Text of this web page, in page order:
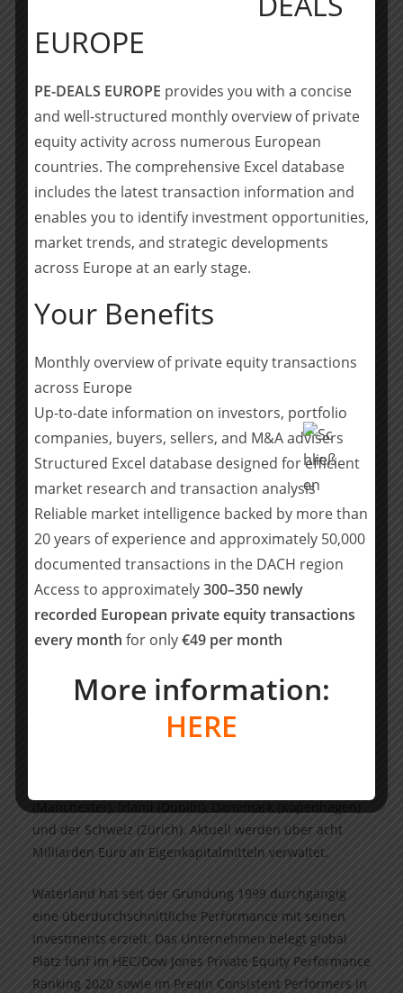
Lösungen zu werden, einen großen Schritt näher.“
Dr. Carsten Rahlfs, Managing Partner bei Waterland,
sehr positiv entwickelt. DSD ist im Markt bestens
positioniert und ist im Bereich Software- und Cloud-
Lösungen eine der ersten Anlaufstellen für Re-Seller in
ganz Europa. Die Akquisition eröffnet beiden
Unternehmen neue, attraktive Synergieeffekte, vor
Unified-Communications- sowie Microsoft‘s Cloud-
Productivity -Lösungen – und ist damit ein weiterer
wichtiger Baustein in unserer langfristig angelegten
Bereich Digitalisierung und Integration von ITK-
Dienstleistern durch entsprechende Beteiligungen in
mehreren europäischen Ländern. Im
deutschsprachigen Raum ist Waterland etwa bereits an
Unternehmen wie netgo (IT-Systemhaus), der Serrala
Group (Payment-Technologien), Tineo (Enterprise IT)
sowie einer Managed-Enterprise-Plattform Skaylink
beteiligt.
Über Waterland
Waterland ist eine unabhängige Private Equity
Investment-Gesellschaft, die Unternehmen bei der
Realisierung ihrer Wachstumspläne unterstützt. Mit
substanzieller finanzieller Unterstützung und
Beteiligungen beschleunigtes Wachstum sowohl
organisch wie durch Zukäufe. Waterland verfügt über
Büros in den Niederlanden (Bussum), Belgien
und der Schweiz (Zürich). Aktuell werden über acht
Milliarden Euro an Eigenkapitalmitteln verwaltet.
Waterland hat seit der Gründung 1999 durchgängig
eine überdurchschnittliche Performance mit seinen
Investments erzielt. Das Unternehmen belegt global
Platz fünf im HEC/Dow Jones Private Equity Performance
Ranking 2020 sowie im Preqin Consistent Performers in
EUROPE
PE-DEALS EUROPE provides you with a concise
and well-structured monthly overview of private
equity activity across numerous European
countries. The comprehensive Excel database
includes the latest transaction information and
enables you to identify investment opportunities,
market trends, and strategic developments
across Europe at an early stage.
Your Benefits
Monthly overview of private equity transactions
across Europe
Up-to-date information on investors, portfolio
companies, buyers, sellers, and M&A advisers
Structured Excel database designed for efficient
market research and transaction analysis
Reliable market intelligence backed by more than
20 years of experience and approximately 50,000
documented transactions in the DACH region
Access to approximately300–350 newly
recorded European private equity transactions
every month for only€49 per month
More information:
HERE